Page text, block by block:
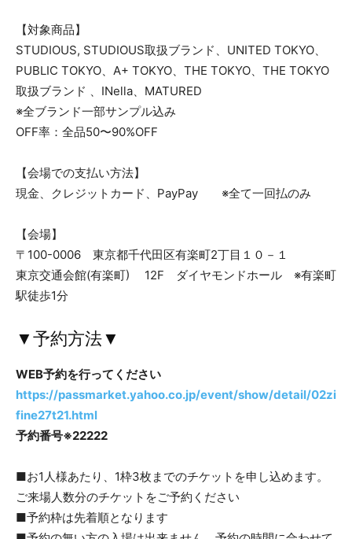
【対象商品】
STUDIOUS, STUDIOUS取扱ブランド、UNITED TOKYO、
PUBLIC TOKYO、A+ TOKYO、THE TOKYO、THE TOKYO
取扱ブランド 、INella、MATURED
※全ブランド一部サンプル込み
OFF率：全品50〜90%OFF
【会場での支払い方法】
現金、クレジットカード、PayPay ※全て一回払のみ
【会場】
〒100-0006 東京都千代田区有楽町2丁目１０－１
東京交通会館(有楽町) 12F ダイヤモンドホール ※有楽町
駅徒歩1分
▼予約方法▼
WEB予約を行ってください
https://passmarket.yahoo.co.jp/event/show/detail/02zi
fine27t21.html
予約番号※22222
■お1人様あたり、1枠3枚までのチケットを申し込めます。
ご来場人数分のチケットをご予約ください
■予約枠は先着順となります